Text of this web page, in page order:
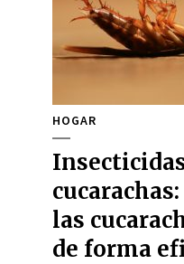
HOGAR
las
de forma